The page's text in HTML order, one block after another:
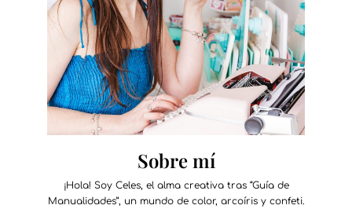
Sobre mí
¡Hola! Soy Celes, el alma creativa tras “Guía de
Manualidades”, un mundo de color, arcoíris y confeti.